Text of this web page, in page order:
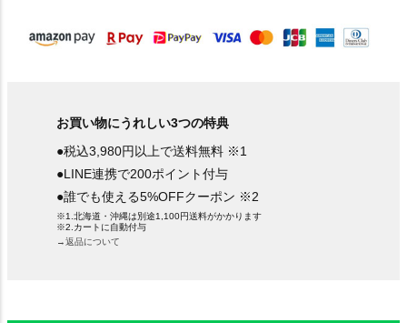
お買い物にうれしい3つの特典
●税込3,980円以上で送料無料 ※1
●LINE連携で200ポイント付与
●誰でも使える5%OFFクーポン ※2
※1.北海道・沖縄は別途1,100円送料がかかります
※2.カートに自動付与
→返品について